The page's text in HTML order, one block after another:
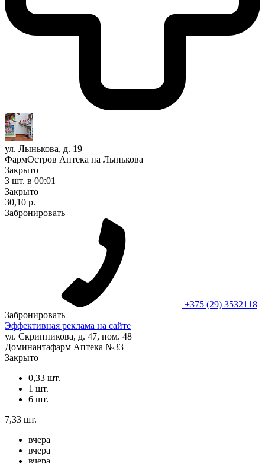
ул. Лынькова, д. 19
ФармОстров Аптека на Лынькова
Закрыто
3 шт. в 00:01
Закрыто
30,10 р.
Забронировать
+375 (29) 3532118
Забронировать
Эффективная реклама на сайте
ул. Скрипникова, д. 47, пом. 48
Доминантафарм Аптека №33
Закрыто
0,33 шт.
1 шт.
6 шт.
7,33 шт.
вчера
вчера
вчера